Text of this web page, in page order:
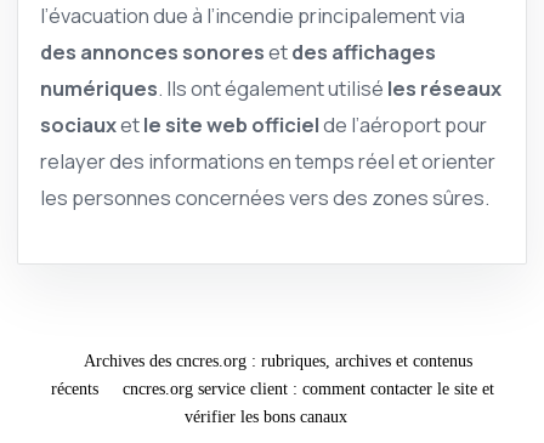
l’évacuation due à l’incendie principalement via
des annonces sonoresetdes affichages
numériques. Ils ont également utilisé les réseaux
sociauxetle site web officielde l’aéroport pour
relayer des informations en temps réel et orienter
les personnes concernées vers des zones sûres.
Archives des cncres.org : rubriques, archives et contenus
récents
cncres.org service client : comment contacter le site et
vérifier les bons canaux